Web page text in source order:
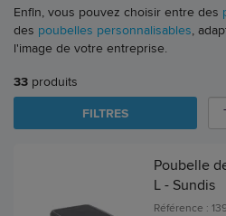
Enfin, vous pouvez choisir entre des
des poubelles personnalisables,
l'image de votre entreprise.
33 produits
FILTRES
Poubelle
L - Sundis
Référence :